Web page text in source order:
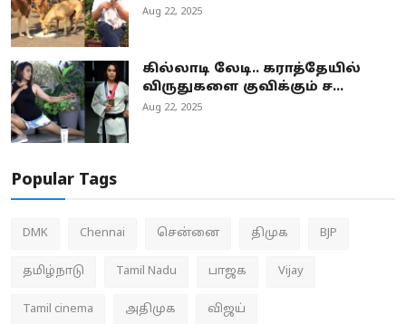
Aug 22, 2025
கில்லாடி லேடி.. கராத்தேயில்
விருதுகளை குவிக்கும் ச...
Aug 22, 2025
Popular Tags
DMK Chennai சென்னை திமுக BJP
தமிழ்நாடு Tamil Nadu பாஜக Vijay
Tamil cinema அதிமுக விஜய்